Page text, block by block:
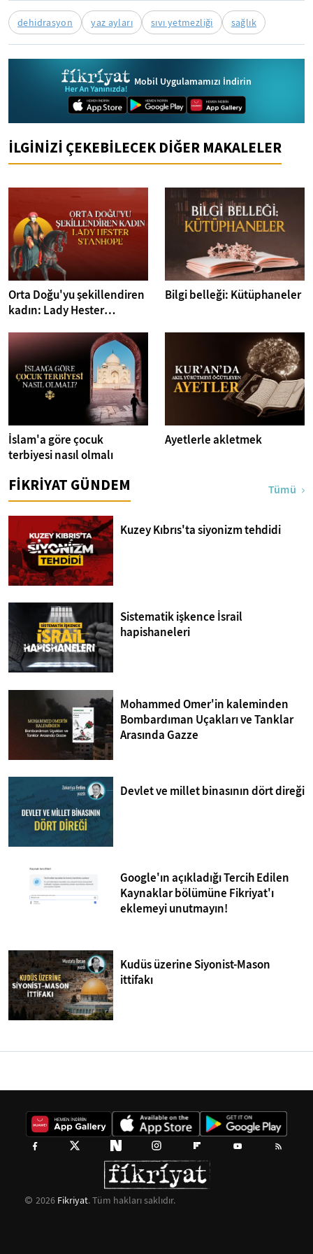
dehidrasyon yaz ayları sıvı yetmezliği sağlık
Mobil Uygulamamızı İndirin
İLGİNİZİ ÇEKEBİLECEK DİĞER MAKALELER
Orta Doğu'yu şekillendiren
kadın: Lady Hester
Bilgi belleği: Kütüphaneler
İslam'a göre çocuk
terbiyesi nasıl olmalı
Ayetlerle akletmek
FİKRİYAT GÜNDEM Tümü
Kuzey Kıbrıs'ta siyonizm tehdidi
Sistematik işkence İsrail
hapishaneleri
Mohammed Omer'in kaleminden
Bombardıman Uçakları ve Tanklar
Arasında Gazze
Devlet ve millet binasının dört direği
Google'ın açıkladığı Tercih Edilen
Kaynaklar bölümüne Fikriyat'ı
eklemeyi unutmayın!
Kudüs üzerine Siyonist-Mason
ittifakı
2026 Fikriyat. Tüm hakları saklıdır.